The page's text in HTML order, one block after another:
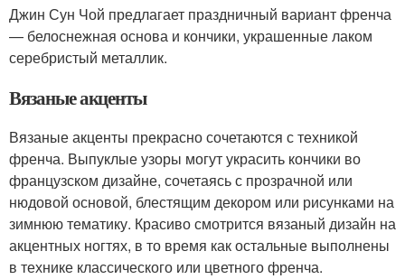
Джин Сун Чой предлагает праздничный вариант френча
— белоснежная основа и кончики, украшенные лаком
серебристый металлик.
Вязаные акценты
Вязаные акценты прекрасно сочетаются с техникой
френча. Выпуклые узоры могут украсить кончики во
французском дизайне, сочетаясь с прозрачной или
нюдовой основой, блестящим декором или рисунками на
зимнюю тематику. Красиво смотрится вязаный дизайн на
акцентных ногтях, в то время как остальные выполнены
в технике классического или цветного френча.